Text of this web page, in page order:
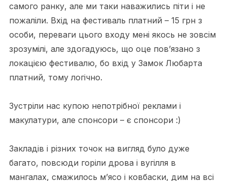
самого ранку, але ми таки наважились піти і не
пожаліли. Вхід на фестиваль платний – 15 грн з
особи, переваги цього входу мені якось не зовсім
зрозумілі, але здогадуюсь, що оце пов’язано з
локацією фестивалю, бо вхід у Замок Любарта
платний, тому логічно.
Зустріли нас купою непотрібної реклами і
макулатури, але спонсори – є спонсори :)
Закладів і різних точок на вигляд було дуже
багато, повсюди горіли дрова і вугілля в
мангалах, смажилось м’ясо і ковбаски, дим на всі